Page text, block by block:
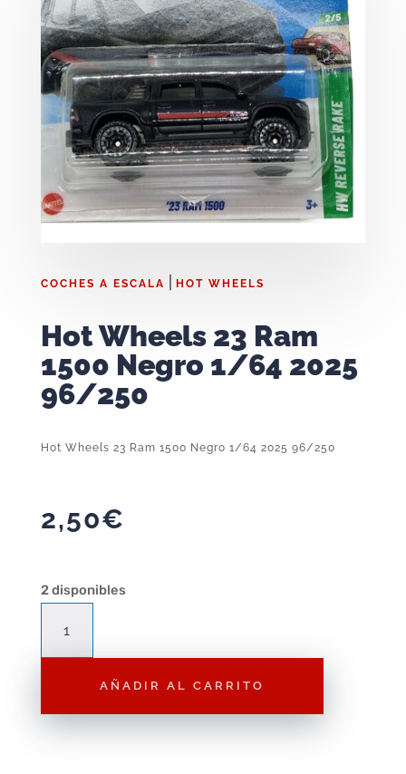
COCHES A ESCALA HOT WHEELS
Hot Wheels 23 Ram
1500 Negro 1/64 2025
96/250
Hot Wheels 23 Ram 1500 Negro 1/64 2025 96/250
2,50€
2 disponibles
Wheels
1500
AÑADIR AL CARRITO